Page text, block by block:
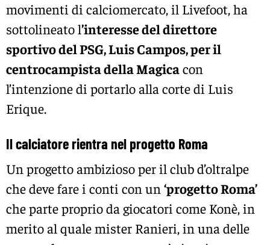
movimenti di calciomercato, il Livefoot, ha
sottolineato l’interesse del direttore
sportivo del PSG, Luis Campos, per il
centrocampista della Magicacon
l’intenzione di portarlo alla corte di Luis
Erique.
Il calciatore rientra nel progetto Roma
Un progetto ambizioso per il club d’oltralpe
che deve fare i conti con un ‘progetto Roma’
che parte proprio da giocatori come Konè, in
merito al quale mister Ranieri, in una delle